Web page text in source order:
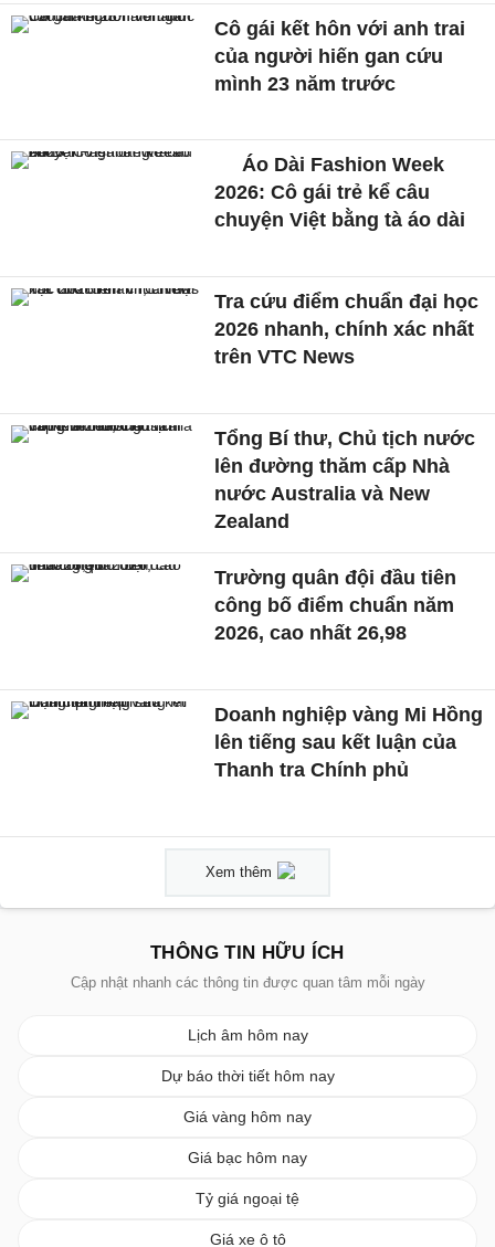
Cô gái kết hôn với anh trai
của người hiến gan cứu
mình 23 năm trước
Áo Dài Fashion Week
2026: Cô gái trẻ kể câu
chuyện Việt bằng tà áo dài
Tra cứu điểm chuẩn đại học
2026 nhanh, chính xác nhất
trên VTC News
Tổng Bí thư, Chủ tịch nước
lên đường thăm cấp Nhà
nước Australia và New
Zealand
Trường quân đội đầu tiên
công bố điểm chuẩn năm
2026, cao nhất 26,98
Doanh nghiệp vàng Mi Hồng
lên tiếng sau kết luận của
Thanh tra Chính phủ
Xem thêm
THÔNG TIN HỮU ÍCH
Cập nhật nhanh các thông tin được quan tâm mỗi ngày
Lịch âm hôm nay
Dự báo thời tiết hôm nay
Giá vàng hôm nay
Giá bạc hôm nay
Tỷ giá ngoại tệ
Giá xe ô tô